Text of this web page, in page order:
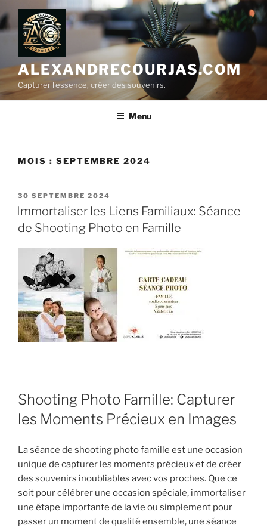
Aller
au
contenu
principal
ALEXANDRECOURJAS.COM
Capturer l'essence, créer des souvenirs.
Menu
MOIS : SEPTEMBRE 2024
PUBLIÉ
LE
30 SEPTEMBRE 2024
Immortaliser les Liens Familiaux: Séance
de Shooting Photo en Famille
Shooting Photo Famille: Capturer
les Moments Précieux en Images
La séance de shooting photo famille est une occasion
unique de capturer les moments précieux et de créer
des souvenirs inoubliables avec vos proches. Que ce
soit pour célébrer une occasion spéciale, immortaliser
une étape importante de la vie ou simplement pour
passer un moment de qualité ensemble, une séance